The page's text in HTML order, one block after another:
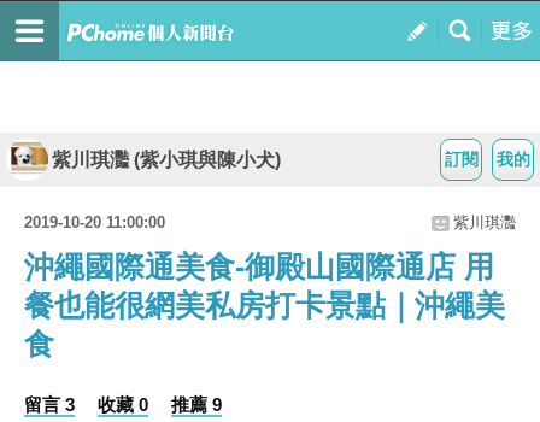
我的
訂閱
紫川琪灩 (紫小琪與陳小犬)
2019-10-20 11:00:00 紫川琪灩
沖繩國際通美食-御殿山國際通店 用
餐也能很網美私房打卡景點｜沖繩美
食
留言 3 收藏 0 推薦 9